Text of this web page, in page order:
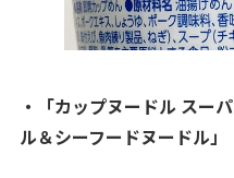
・「カップヌードル スー
ル＆シーフードヌードル」